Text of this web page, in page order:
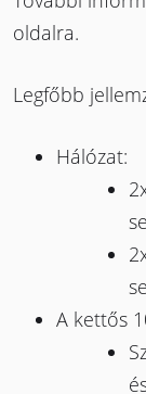
oldalra.
Legfőbb
Hálózat:
A kettős